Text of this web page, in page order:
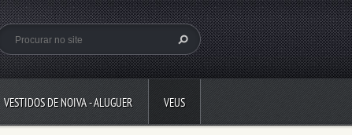
VESTIDOS DE NOIVA - ALUGUER VEUS